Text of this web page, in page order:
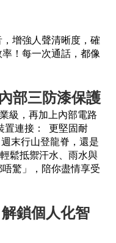
增強人聲清晰度，確
！每一次通話，都像
部三防漆保護
級，再加上內部電路
置連接： 更堅固耐
末行山登龍脊，還是
鬆抵禦汗水、雨水與
驚」，陪你盡情享受
鎖個人化智